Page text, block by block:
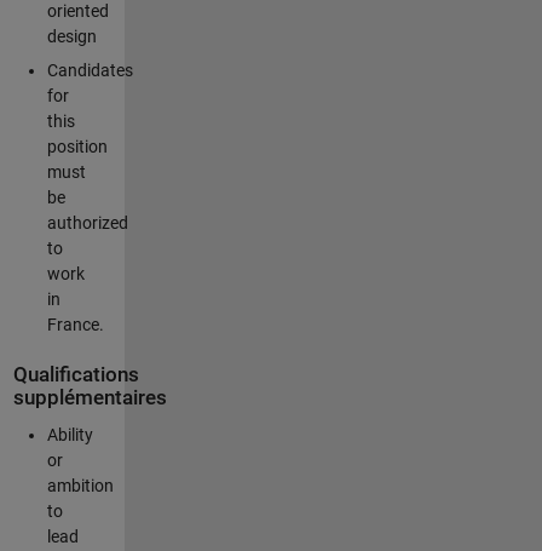
oriented
design
Candidates
for
this
position
must
be
authorized
to
work
in
France.
Qualifications
supplémentaires
Ability
or
ambition
to
lead